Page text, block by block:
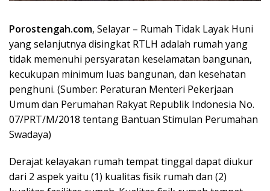
Porostengah.com, Selayar – Rumah Tidak Layak Huni
yang selanjutnya disingkat RTLH adalah rumah yang
tidak memenuhi persyaratan keselamatan bangunan,
kecukupan minimum luas bangunan, dan kesehatan
penghuni. (Sumber: Peraturan Menteri Pekerjaan
Umum dan Perumahan Rakyat Republik Indonesia No.
07/PRT/M/2018 tentang Bantuan Stimulan Perumahan
Swadaya)
Derajat kelayakan rumah tempat tinggal dapat diukur
dari 2 aspek yaitu (1) kualitas fisik rumah dan (2)